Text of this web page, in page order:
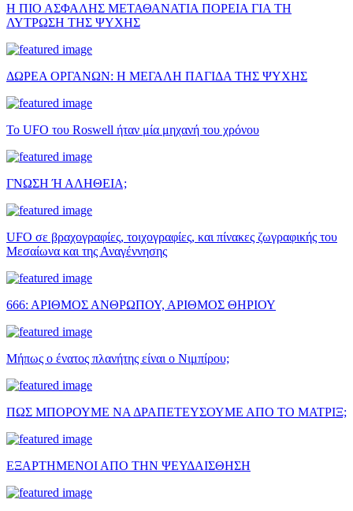
Η ΠΙΟ ΑΣΦΑΛΗΣ ΜΕΤΑΘΑΝΑΤΙΑ ΠΟΡΕΙΑ ΓΙΑ ΤΗ
ΛΥΤΡΩΣΗ ΤΗΣ ΨΥΧΗΣ
ΔΩΡΕΑ ΟΡΓΑΝΩΝ: Η ΜΕΓΑΛΗ ΠΑΓΙΔΑ ΤΗΣ ΨΥΧΗΣ
Το UFO του Roswell ήταν μία μηχανή του χρόνου
ΓΝΩΣΗ Ή ΑΛΗΘΕΙΑ;
UFO σε βραχογραφίες, τοιχογραφίες, και πίνακες ζωγραφικής του
Μεσαίωνα και της Αναγέννησης
666: ΑΡΙΘΜΟΣ ΑΝΘΡΩΠΟΥ, ΑΡΙΘΜΟΣ ΘΗΡΙΟΥ
Μήπως ο ένατος πλανήτης είναι ο Νιμπίρου;
ΠΩΣ ΜΠΟΡΟΥΜΕ ΝΑ ΔΡΑΠΕΤΕΥΣΟΥΜΕ ΑΠΟ ΤΟ ΜΑΤΡΙΞ;
ΕΞΑΡΤΗΜΕΝΟΙ ΑΠΟ ΤΗΝ ΨΕΥΔΑΙΣΘΗΣΗ